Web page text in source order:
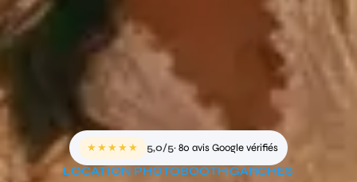
★★★★★ 5,0/5· 80 avis Google vérifiés
LOCATION PHOTOBOOTH GARCHES